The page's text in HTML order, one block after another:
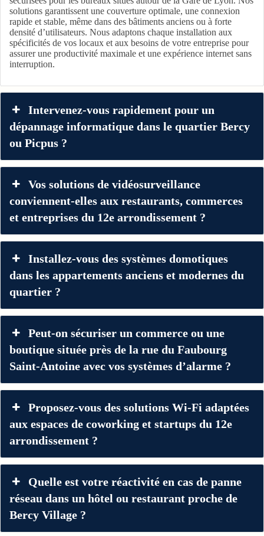
solutions garantissent une couverture optimale, une connexion
rapide et stable, même dans des bâtiments anciens ou à forte
densité d’utilisateurs. Nous adaptons chaque installation aux
spécificités de vos locaux et aux besoins de votre entreprise pour
assurer une productivité maximale et une expérience internet sans
interruption.
Intervenez-vous rapidement pour un
dépannage informatique dans le quartier Bercy
ou Picpus ?
Vos solutions de vidéosurveillance
conviennent-elles aux restaurants, commerces
et entreprises du 12e arrondissement ?
Installez-vous des systèmes domotiques
dans les appartements anciens et modernes du
quartier ?
Peut-on sécuriser un commerce ou une
boutique située près de la rue du Faubourg
Saint-Antoine avec vos systèmes d’alarme ?
Proposez-vous des solutions Wi-Fi adaptées
aux espaces de coworking et startups du 12e
arrondissement ?
Quelle est votre réactivité en cas de panne
réseau dans un hôtel ou restaurant proche de
Bercy Village ?